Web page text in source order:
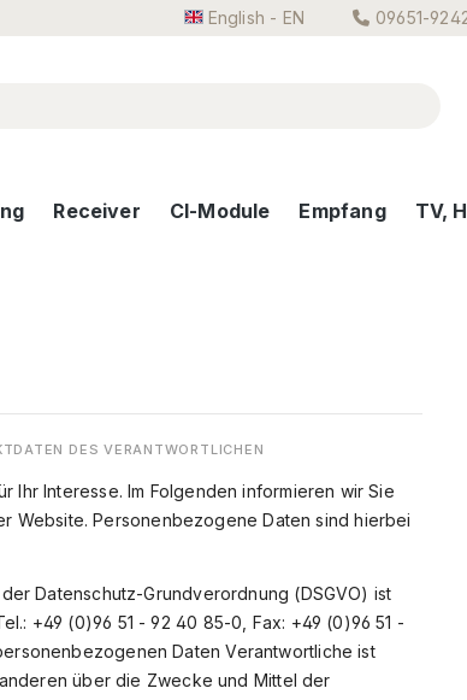
English - EN 09651-
Receiver CI-Module Empfang TV,
DES VERANTWORTLICHEN
Ihr Interesse. Im Folgenden informieren wir Sie
Website. Personenbezogene Daten sind hierbei
Datenschutz-Grundverordnung (DSGVO) ist
+49 (0)96 51 - 92 40 85-0, Fax: +49 (0)96 51 -
Daten Verantwortliche ist
über die Zwecke und Mittel der